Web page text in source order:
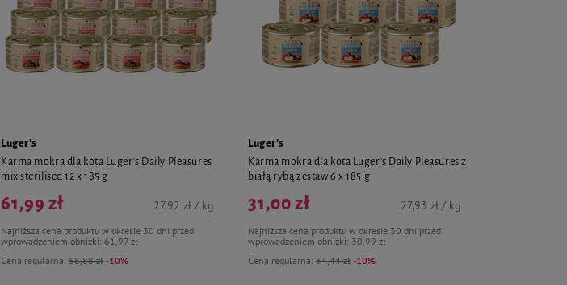
Luger's
Karma mokra dla kota Luger's Daily Pleasures
mix sterilised 12 x 185 g
Cena regularna: 68,88 zł -10%
61,99 zł
Najniższa cena produktu w okresie 30 dni przed
wprowadzeniem obniżki: 61,97 zł
27,92 zł / kg
Luger's
Karma mokra dla kota Luger's Daily Pleasures z
białą rybą zestaw 6 x 185 g
Cena regularna: 34,44 zł -10%
31,00 zł
Najniższa cena produktu w okresie 30 dni przed
wprowadzeniem obniżki: 30,99 zł
27,93 zł / kg